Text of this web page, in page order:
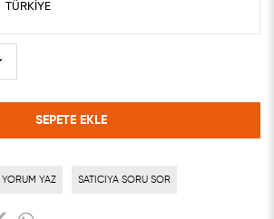
TÜRKİYE
YORUM YAZ SATICIYA SORU SOR